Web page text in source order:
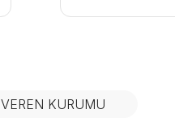
KURUMU